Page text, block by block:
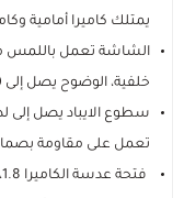
يمتلك كاميرا أمامية
خلفية، الوضوح يصل إلى 1640 × 2360.
تعمل على مقاومة